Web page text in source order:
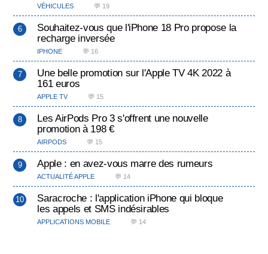
VÉHICULES 💬 19
Souhaitez-vous que l'iPhone 18 Pro propose la
recharge inversée
IPHONE 💬 16
Une belle promotion sur l'Apple TV 4K 2022 à
161 euros
APPLE TV 💬 15
Les AirPods Pro 3 s'offrent une nouvelle
promotion à 198 €
AIRPODS 💬 15
Apple : en avez-vous marre des rumeurs
ACTUALITÉ APPLE 💬 14
Saracroche : l'application iPhone qui bloque
les appels et SMS indésirables
APPLICATIONS MOBILE 💬 14